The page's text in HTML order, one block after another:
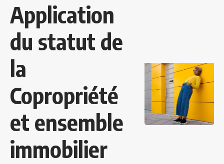
Application
du statut de
la
Copropriété
et ensemble
immobilier